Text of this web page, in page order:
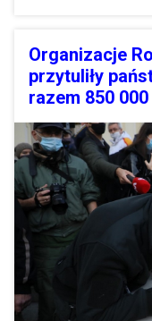
Organizacje
przytuliły
razem 850